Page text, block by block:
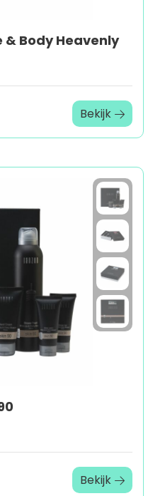
& Body Heavenly
Bekijk
Bekijk